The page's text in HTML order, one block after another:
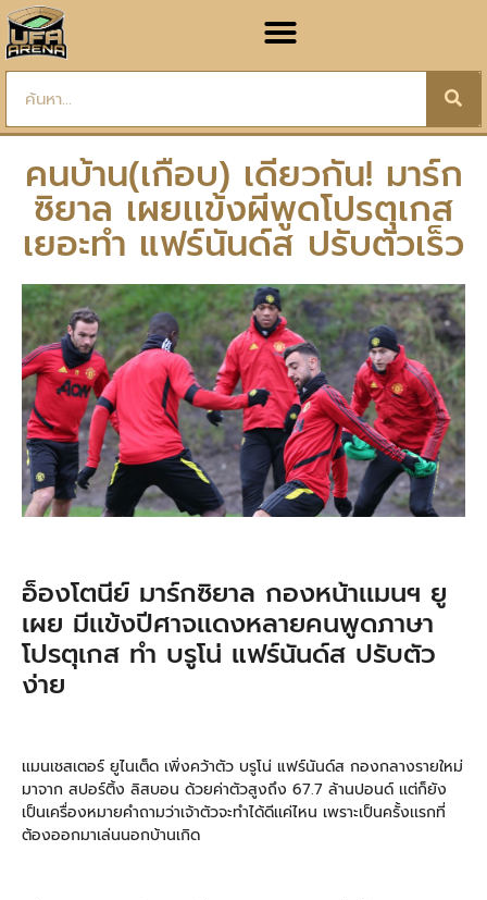
คนบ้าน(เกือบ) เดียวกัน! มาร์ก
ซิยาล เผยเเข้งผีพูดโปรตุเกส
เยอะทำ แฟร์นันด์ส ปรับตัวเร็ว
อ็องโตนีย์ มาร์กซิยาล กองหน้าเเมนฯ ยู
เผย มีเเข้งปีศาจเเดงหลายคนพูดภาษา
โปรตุเกส ทำ บรูโน่ แฟร์นันด์ส ปรับตัว
ง่าย
เเมนเชสเตอร์ ยูไนเต็ด เพิ่งคว้าตัว บรูโน่ แฟร์นันด์ส กองกลางรายใหม่
มาจาก สปอร์ติ้ง ลิสบอน ด้วยค่าตัวสูงถึง 67.7 ล้านปอนด์ เเต่ก็ยัง
เป็นเครื่องหมายคำถามว่าเจ้าตัวจะทำได้ดีเเค่ไหน เพราะเป็นครั้งเเรกที่
ต้องออกมาเล่นนอกบ้านเกิด